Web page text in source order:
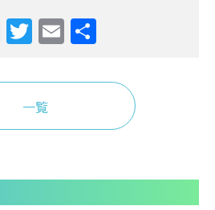
Facebook
Twitter
Email
一覧